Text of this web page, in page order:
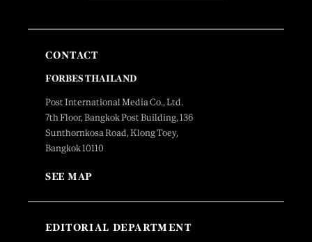
CONTACT
FORBES THAILAND
Post International Media Co., Ltd.
7th Floor, Bangkok Post Building, 136
Sunthornkosa Road, Klong Toey,
Bangkok 10110
SEE MAP
EDITORIAL DEPARTMENT